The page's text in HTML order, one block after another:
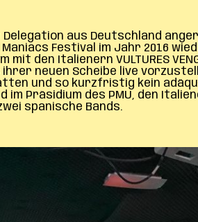
aus Deutschland
Festival im Jahr 2016
den Italienern VULTURES
neuen Scheibe live
und so kurzfristig kein
im Präsidium des PMU, den
spanische Bands.